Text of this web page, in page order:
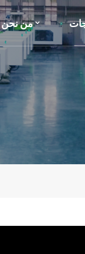
من نحن